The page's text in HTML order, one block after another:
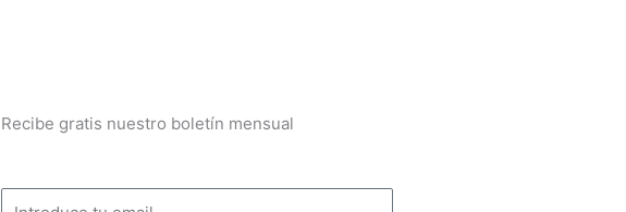
Recibe gratis nuestro boletín mensual